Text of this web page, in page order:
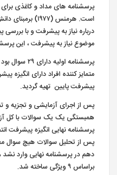
پرسشنامه های مداد و کاغذی
است. هرمنس
درباره نیاز به پیشرفت و با
موضوع نیاز به پیشرفت ، این
پرسشنامه
متمایز کننده افراد دارای انگیزه
پیشرفت پایین تهیه گردید.
پس از اجرای آزمایشی و تجزیه و
پرسشنامه نهایی انگیزه پیشرفت
پس از تحلیل سوالات هیچ سوال
دهم در پرسشنامه نهایی وارد نشد
براساس ۹ ویژگی ساخته شد.